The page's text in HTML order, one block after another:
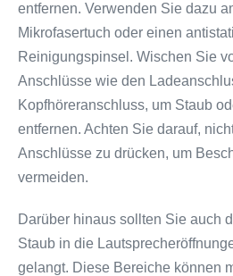
entfernen. Verwenden Sie dazu
Mikrofasertuch oder einen
Reinigungspinsel. Wischen Sie
Anschlüsse wie den
Kopfhöreranschluss, um Staub
entfernen. Achten Sie darauf,
Anschlüsse zu drücken, um
vermeiden.
Darüber hinaus sollten Sie auch
Staub in die
gelangt. Diese Bereiche können